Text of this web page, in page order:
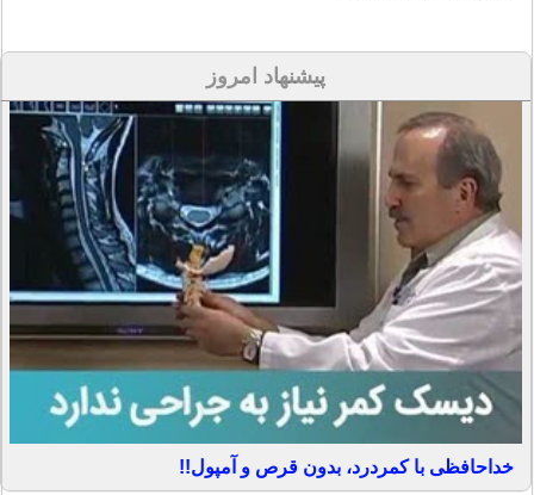
پیشنهاد امروز
خداحافظی با کمردرد، بدون قرص و آمپول!!